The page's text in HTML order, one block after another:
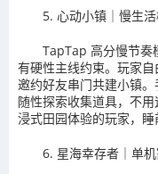
5. 心动小镇｜慢生
TapTap 高分慢节奏
有硬性主线约束。玩家
邀约好友串门共建小镇
随性探索收集道具，不
浸式田园体验的玩家，睡
6. 星海幸存者｜单